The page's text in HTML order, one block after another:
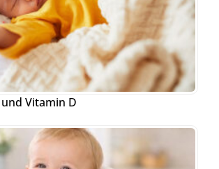
Vitamin D